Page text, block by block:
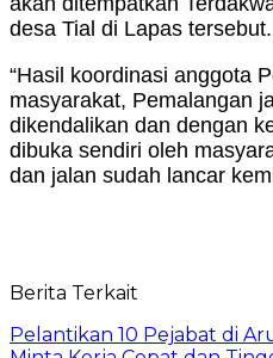
desa Tial di Lapas tersebut.
“Hasil koordinasi anggota
masyarakat, Pemalangan
dikendalikan dan dengan
dibuka sendiri oleh
dan jalan sudah lancar
Berita Terkait
Pelantikan 10 Pejabat di